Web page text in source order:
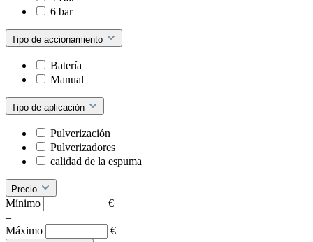
6 bar
Tipo de accionamiento
Batería
Manual
Tipo de aplicación
Pulverización
Pulverizadores
calidad de la espuma
Precio
Mínimo
€
–
Máximo
€